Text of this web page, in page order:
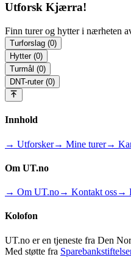
Utforsk Kjærra!
Finn turer og hytter i nærheten
Turforslag (0)
Hytter (0)
Turmål (0)
DNT-ruter (0)
Innhold
→ Utforsker→ Mine turer→
Om UT.no
→ Om UT.no→ Kontakt oss→
Kolofon
UT.no er en tjeneste fra Den
Med støtte fra